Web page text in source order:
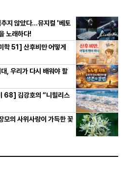
추지 않았다…뮤지컬 '베토
노래하다!
학 51] 산후비만 어떻게
, 우리가 다시 배워야 할
68] 김강호의 “니힐리스
의 사위사랑이 가득한 꽃